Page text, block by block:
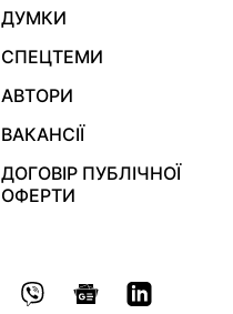
ДУМКИ
СПЕЦТЕМИ
АВТОРИ
ВАКАНСІЇ
ДОГОВІР ПУБЛІЧНОЇ
ОФЕРТИ